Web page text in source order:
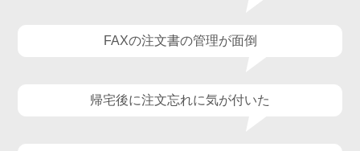
FAXの注文書の管理が面倒
帰宅後に注文忘れに気が付いた